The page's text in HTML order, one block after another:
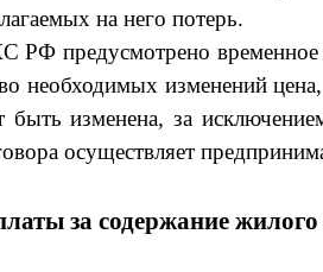
на него потерь.
РФ предусмотрено временное
необходимых изменений
изменена, за
осуществляет
за содержание